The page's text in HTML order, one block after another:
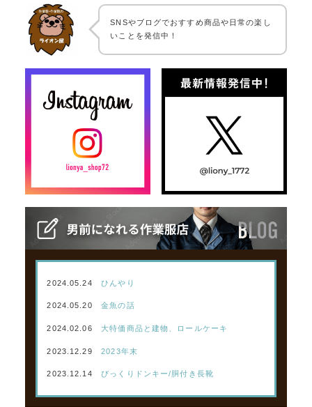
SNSやブログでおすすめ商品や日常の楽し
いことを発信中！
2024.05.24 ひんやり
2024.05.20 金魚の話
2024.02.06 大特価商品と建物、ロールケーキ
2023.12.29 2023年末
2023.12.14 びっくりドンキー/胴付き長靴